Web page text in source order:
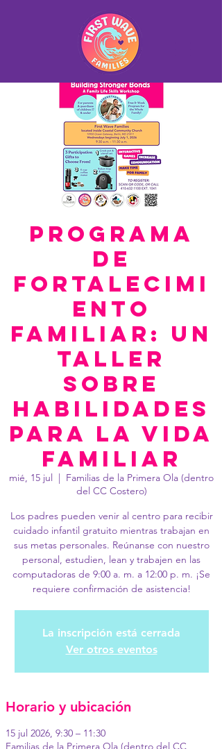
Programa
de
fortalecimi
ento
familiar: Un
taller
sobre
habilidades
para la vida
familiar
mié, 15 jul
  |
Familias de la Primera Ola (dentro
del CC Costero)
Los padres pueden venir al centro para recibir
cuidado infantil gratuito mientras trabajan en
sus metas personales. Reúnanse con nuestro
personal, estudien, lean y trabajen en las
computadoras de 9:00 a. m. a 12:00 p. m. ¡Se
requiere confirmación de asistencia!
La inscripción está cerrada
Ver otros eventos
Horario y ubicación
15 jul 2026, 9:30 – 11:30
Familias de la Primera Ola (dentro del CC